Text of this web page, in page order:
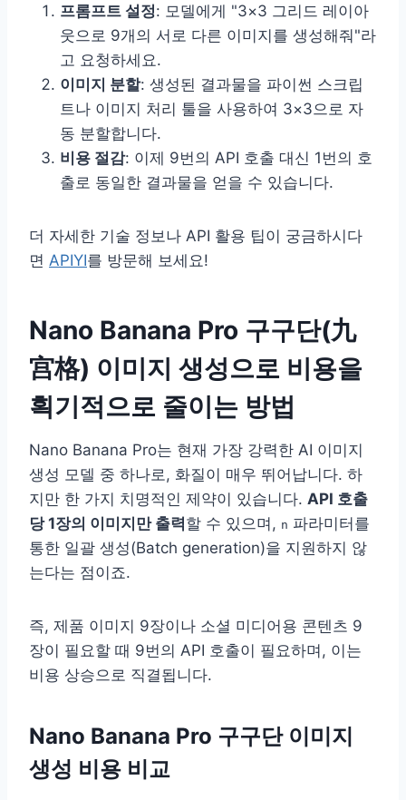
프롬프트 설정: 모델에게 "3×3 그리드 레이아
웃으로 9개의 서로 다른 이미지를 생성해줘"라
고 요청하세요.
이미지 분할: 생성된 결과물을 파이썬 스크립
트나 이미지 처리 툴을 사용하여 3×3으로 자
동 분할합니다.
비용 절감: 이제 9번의 API 호출 대신 1번의 호
출로 동일한 결과물을 얻을 수 있습니다.
더 자세한 기술 정보나 API 활용 팁이 궁금하시다
면 APIYI를 방문해 보세요!
Nano Banana Pro 구구단(九
宫格) 이미지 생성으로 비용을
획기적으로 줄이는 방법
Nano Banana Pro는 현재 가장 강력한 AI 이미지
생성 모델 중 하나로, 화질이 매우 뛰어납니다. 하
지만 한 가지 치명적인 제약이 있습니다. API 호출
당 1장의 이미지만 출력할 수 있으며, n 파라미터를
통한 일괄 생성(Batch generation)을 지원하지 않
는다는 점이죠.
즉, 제품 이미지 9장이나 소셜 미디어용 콘텐츠 9
장이 필요할 때 9번의 API 호출이 필요하며, 이는
비용 상승으로 직결됩니다.
Nano Banana Pro 구구단 이미지
생성 비용 비교